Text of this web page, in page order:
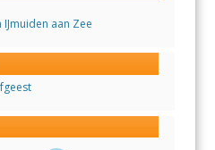
aan Zee